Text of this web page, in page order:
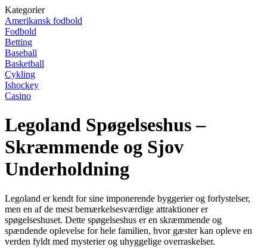
Kategorier
Amerikansk fodbold
Fodbold
Betting
Baseball
Basketball
Cykling
Ishockey
Casino
Legoland Spøgelseshus –
Skræmmende og Sjov
Underholdning
Legoland er kendt for sine imponerende byggerier og forlystelser,
men en af de mest bemærkelsesværdige attraktioner er
spøgelseshuset. Dette spøgelseshus er en skræmmende og
spændende oplevelse for hele familien, hvor gæster kan opleve en
verden fyldt med mysterier og uhyggelige overraskelser.